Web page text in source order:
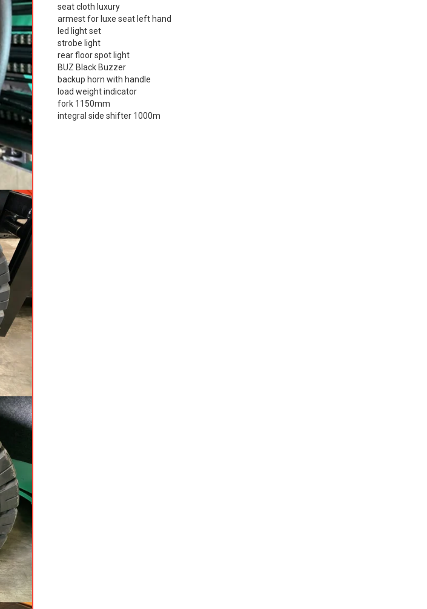
seat cloth luxury
armest for luxe seat left hand
led light set
strobe light
rear floor spot light
BUZ Black Buzzer
backup horn with handle
load weight indicator
fork 1150mm
integral side shifter 1000m